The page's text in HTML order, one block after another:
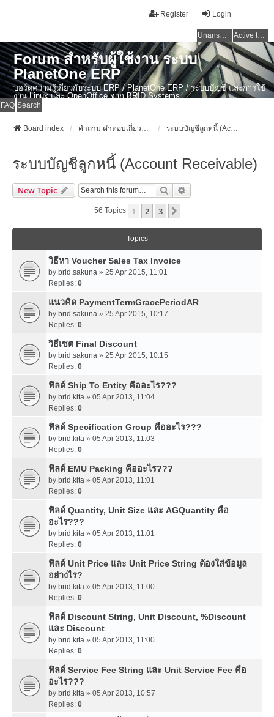
Login
Register
Unanswered topics Active topics
Forum สำหรับผู้ใช้งาน ระบบ
PlanetOne ERP
บอร์ดความรู้เกี่ยวกับระบบ ERP / PlanetOne ERP / ระบบบัญชี และการใช้
งาน Linux และ OpenOffice จาก BRID Systems
FAQ Search
Board index คำถาม คำตอบเกี่ยวกับระบบ ไทย ERP: AdvanceBusinessSystem - PlanetOne และ ERP ระบบบัญชี ระบบบัญชีลูกหนี้ (Account Receivable)
ระบบบัญชีลูกหนี้ (Account Receivable)
New Topic Search
56 Topics 1 2 3
Topics
วิธีหา Voucher Sales Tax Invoice
by brid.sakuna » 25 Apr 2015, 11:01
Replies: 0
แนวคิด PaymentTermGracePeriodAR
by brid.sakuna » 25 Apr 2015, 10:17
Replies: 0
วิธีเซต Final Discount
by brid.sakuna » 25 Apr 2015, 10:15
Replies: 0
ฟิลด์ Ship To Entity คืออะไร???
by brid.kita » 05 Apr 2013, 11:04
Replies: 0
ฟิลด์ Specification Group คืออะไร???
by brid.kita » 05 Apr 2013, 11:03
Replies: 0
ฟิลด์ EMU Packing คืออะไร???
by brid.kita » 05 Apr 2013, 11:01
Replies: 0
ฟิลด์ Quantity, Unit Size และ AGQuantity คือ
อะไร???
by brid.kita » 05 Apr 2013, 11:01
Replies: 0
ฟิลด์ Unit Price และ Unit Price String ต้องใส่ข้อมูล
อย่างไร?
by brid.kita » 05 Apr 2013, 11:00
Replies: 0
ฟิลด์ Discount String, Unit Discount, %Discount
และ Discount
by brid.kita » 05 Apr 2013, 11:00
Replies: 0
ฟิลด์ Service Fee String และ Unit Service Fee คือ
อะไร???
by brid.kita » 05 Apr 2013, 10:57
Replies: 0